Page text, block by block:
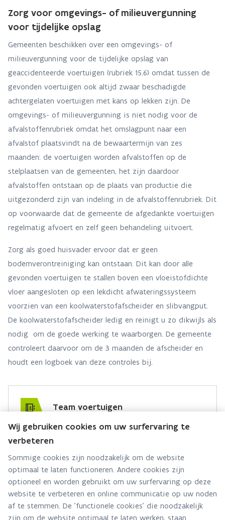
Zorg voor omgevings- of milieuvergunning
voor tijdelijke opslag
Gemeenten beschikken over een omgevings- of
milieuvergunning voor de tijdelijke opslag van
geaccidenteerde voertuigen (rubriek 15.6) omdat tussen de
gevonden voertuigen ook altijd zwaar beschadigde
achtergelaten voertuigen met kans op lekken zijn. De
omgevings- of milieuvergunning is niet nodig voor de
afvalstoffenrubriek omdat het omslagpunt naar een
afvalstof plaatsvindt na de bewaartermijn van zes
maanden: de voertuigen worden afvalstoffen op de
stelplaatsen van de gemeenten, het zijn daardoor
afvalstoffen ontstaan op de plaats van productie die
uitgezonderd zijn van indeling in de afvalstoffenrubriek. Dit
op voorwaarde dat de gemeente de afgedankte voertuigen
regelmatig afvoert en zelf geen behandeling uitvoert.
Zorg als goed huisvader ervoor dat er geen
bodemverontreiniging kan ontstaan. Dit kan door alle
gevonden voertuigen te stallen boven een vloeistofdichte
vloer aangesloten op een lekdicht afwateringssysteem
voorzien van een koolwaterstofafscheider en slibvangput.
De koolwaterstofafscheider ledig en reinigt u zo dikwijls als
nodig om de goede werking te waarborgen. De gemeente
controleert daarvoor om de 3 maanden de afscheider en
houdt een logboek van deze controles bij.
Team voertuigen
Hebt u een vraag voor dit team? Stel ze hier:
Via contact formulier
Alle contactgegevens
Adres
Stationsstraat 110
Wij gebruiken cookies om uw surfervaring te
verbeteren
Sommige cookies zijn noodzakelijk om de website
optimaal te laten functioneren. Andere cookies zijn
optioneel en worden gebruikt om uw surfervaring op deze
website te verbeteren en online communicatie op uw noden
af te stemmen. De 'functionele cookies' die noodzakelijk
zijn om de website optimaal te laten werken, staan